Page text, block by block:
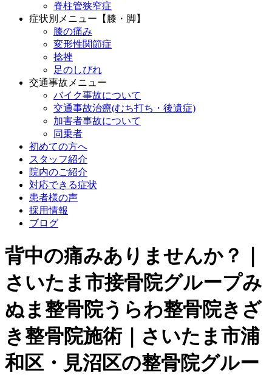
脊柱管狭窄症
症状別メニュー【膝・脚】
膝の痛み
変形性関節症
捻挫
足のしびれ
交通事故メニュー
バイク事故について
交通事故治療(むち打ち・後遺症)
加害者事故について
同乗者
初めての方へ
スタッフ紹介
院内のご紹介
対応できる症状
患者様の声
採用情報
ブログ
背中の痛みありませんか？｜
さいたま市接骨院グループみ
ぬま整骨院うらわ整骨院きざ
き整骨院施術｜さいたま市浦
和区・見沼区の整骨院グルー